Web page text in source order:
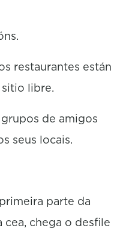
restaurantes están
libre.
de amigos
seus locais.
parte da
cea, chega o desfile